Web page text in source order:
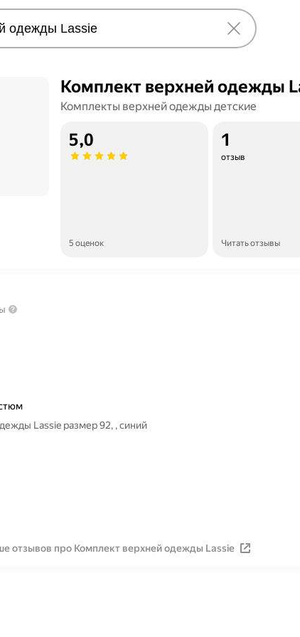
Комплект верхней одежды
Комплекты верхней одежды детские
5,0
5 оценок
1
отзыв
Читать отзывы
Lassie размер 92, , синий
отзывов про Комплект верхней одежды Lassie